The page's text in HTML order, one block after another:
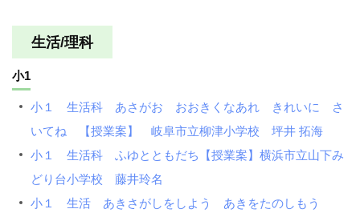
生活/理科
小1
小１ 生活科 あさがお おおきくなあれ きれいに さ
いてね 【授業案】 岐阜市立柳津小学校 坪井 拓海
小１ 生活科 ふゆとともだち【授業案】横浜市立山下み
どり台小学校 藤井玲名
小１ 生活 あきさがしをしよう あきをたのしもう